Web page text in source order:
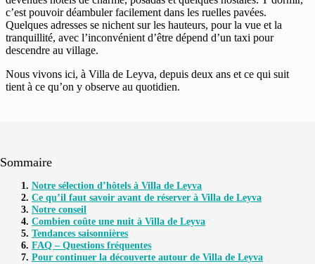
c’est pouvoir déambuler facilement dans les ruelles pavées.
Quelques adresses se nichent sur les hauteurs, pour la vue et la
tranquillité, avec l’inconvénient d’être dépend d’un taxi pour
descendre au village.
Nous vivons ici, à Villa de Leyva, depuis deux ans et ce qui suit
tient à ce qu’on y observe au quotidien.
Sommaire
Notre sélection d’hôtels à Villa de Leyva
Ce qu’il faut savoir avant de réserver à Villa de Leyva
Notre conseil
Combien coûte une nuit à Villa de Leyva
Tendances saisonnières
FAQ – Questions fréquentes
Pour continuer la découverte autour de Villa de Leyva